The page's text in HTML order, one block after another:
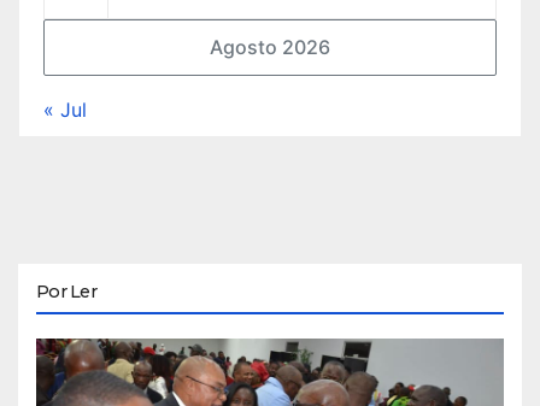
Agosto 2026
« Jul
Por Ler